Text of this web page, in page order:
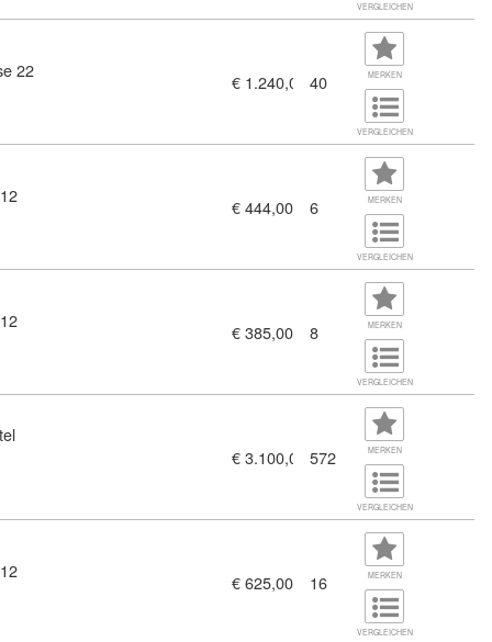
VERGLEICHEN
22
€ 1.240,00 40 MERKEN
VERGLEICHEN
(11381294) € 444,00 6 MERKEN
VERGLEICHEN
(BSW) (11381224) € 385,00 8 MERKEN
VERGLEICHEN
(11380935) € 3.100,00 572 MERKEN
VERGLEICHEN
€ 625,00 16 MERKEN
VERGLEICHEN